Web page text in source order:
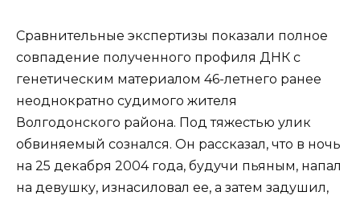
Сравнительные экспертизы показали полное
совпадение полученного профиля ДНК с
генетическим материалом 46-летнего ранее
неоднократно судимого жителя
Волгодонского района. Под тяжестью улик
обвиняемый сознался. Он рассказал, что в ночь
на 25 декабря 2004 года, будучи пьяным, напал
на девушку, изнасиловал ее, а затем задушил,